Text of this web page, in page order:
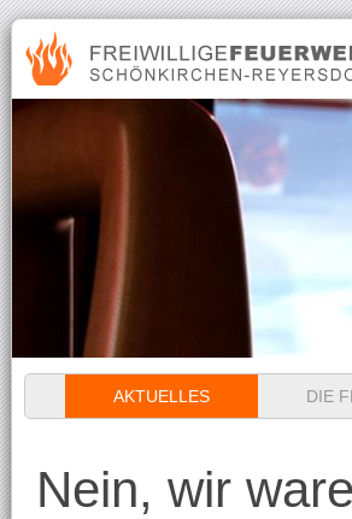
Navigation
AKTUELLES DIE
Nein, wir